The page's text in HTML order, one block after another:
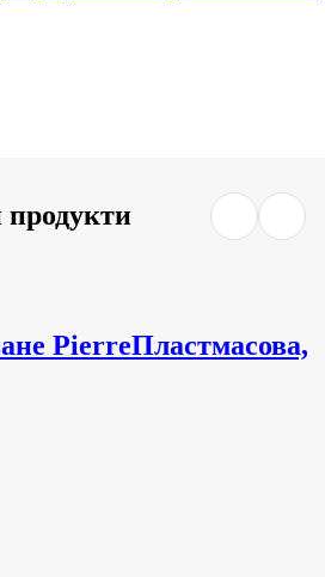
PierreПластмасова,